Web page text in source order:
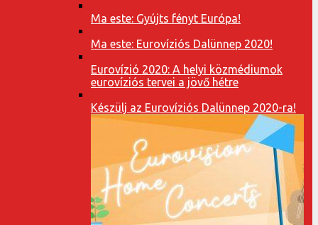
Ma este: Gyújts fényt Európa!
Ma este: Eurovíziós Dalünnep 2020!
Eurovízió 2020: A helyi közmédiumok
eurovíziós tervei a jövő hétre
Készülj az Eurovíziós Dalünnep 2020-ra!